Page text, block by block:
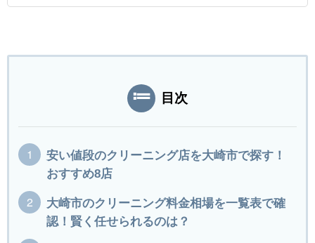
目次
安い値段のクリーニング店を大崎市で探す！
おすすめ8店
大崎市のクリーニング料金相場を一覧表で確
認！賢く任せられるのは？